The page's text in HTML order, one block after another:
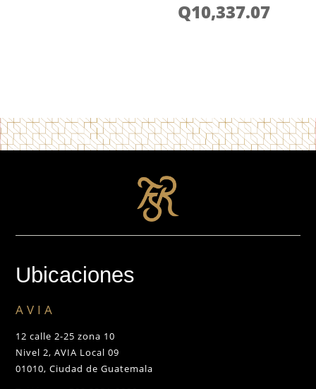
Q10,337.07
Ubicaciones
AVIA
12 calle 2-25 zona 10
Nivel 2, AVIA Local 09
01010, Ciudad de Guatemala